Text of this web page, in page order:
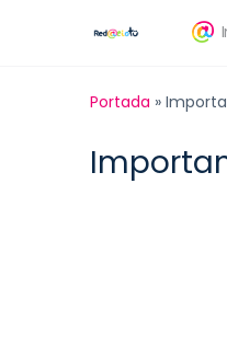
Portada »